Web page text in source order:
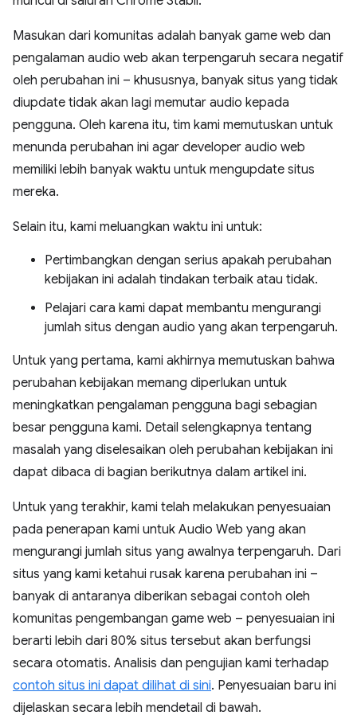
Masukan dari komunitas adalah banyak game web dan
pengalaman audio web akan terpengaruh secara negatif
oleh perubahan ini – khususnya, banyak situs yang tidak
diupdate tidak akan lagi memutar audio kepada
pengguna. Oleh karena itu, tim kami memutuskan untuk
menunda perubahan ini agar developer audio web
memiliki lebih banyak waktu untuk mengupdate situs
mereka.
Selain itu, kami meluangkan waktu ini untuk:
Pertimbangkan dengan serius apakah perubahan
kebijakan ini adalah tindakan terbaik atau tidak.
Pelajari cara kami dapat membantu mengurangi
jumlah situs dengan audio yang akan terpengaruh.
Untuk yang pertama, kami akhirnya memutuskan bahwa
perubahan kebijakan memang diperlukan untuk
meningkatkan pengalaman pengguna bagi sebagian
besar pengguna kami. Detail selengkapnya tentang
masalah yang diselesaikan oleh perubahan kebijakan ini
dapat dibaca di bagian berikutnya dalam artikel ini.
Untuk yang terakhir, kami telah melakukan penyesuaian
pada penerapan kami untuk Audio Web yang akan
mengurangi jumlah situs yang awalnya terpengaruh. Dari
situs yang kami ketahui rusak karena perubahan ini –
banyak di antaranya diberikan sebagai contoh oleh
komunitas pengembangan game web – penyesuaian ini
berarti lebih dari 80% situs tersebut akan berfungsi
secara otomatis. Analisis dan pengujian kami terhadap
contoh situs ini dapat dilihat di sini. Penyesuaian baru ini
dijelaskan secara lebih mendetail di bawah.